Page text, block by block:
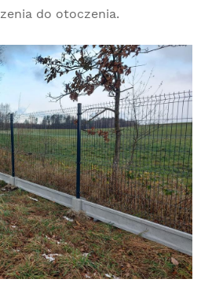
do otoczenia.